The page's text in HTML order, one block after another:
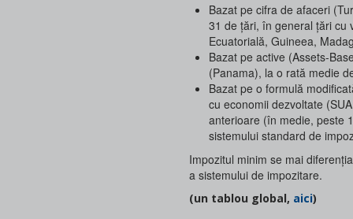
Bazat pe cifra de afaceri
31 de țări, în general țări cu
Ecuatorială, Guineea,
Bazat pe active (Assets-
(Panama), la o rată medie
Bazat pe o formulă
cu economii dezvoltate
anterioare (în medie, peste
sistemului standard de
Impozitul minim se mai
a sistemului de impozitare.
(un tablou global, aici)